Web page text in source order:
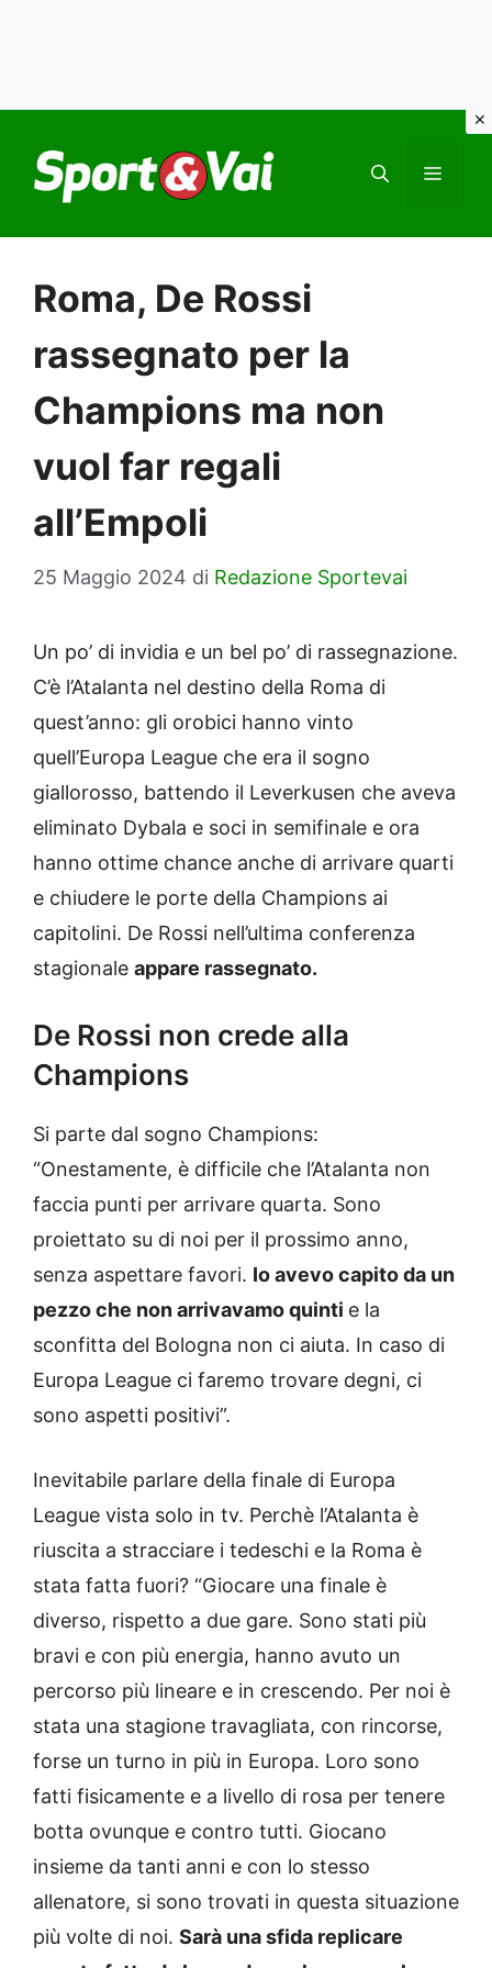
contenuto
Roma, De Rossi
rassegnato per la
Champions ma non
vuol far regali
all’Empoli
25 Maggio 2024 di Redazione Sportevai
Un po’ di invidia e un bel po’ di rassegnazione.
C’è l’Atalanta nel destino della Roma di
quest’anno: gli orobici hanno vinto
quell’Europa League che era il sogno
giallorosso, battendo il Leverkusen che aveva
eliminato Dybala e soci in semifinale e ora
hanno ottime chance anche di arrivare quarti
e chiudere le porte della Champions ai
capitolini. De Rossi nell’ultima conferenza
stagionale appare rassegnato.
De Rossi non crede alla
Champions
Si parte dal sogno Champions:
“Onestamente, è difficile che l’Atalanta non
faccia punti per arrivare quarta. Sono
proiettato su di noi per il prossimo anno,
senza aspettare favori. Io avevo capito da un
pezzo che non arrivavamo quinti e la
sconfitta del Bologna non ci aiuta. In caso di
Europa League ci faremo trovare degni, ci
sono aspetti positivi”.
Inevitabile parlare della finale di Europa
League vista solo in tv. Perchè l’Atalanta è
riuscita a stracciare i tedeschi e la Roma è
stata fatta fuori? “Giocare una finale è
diverso, rispetto a due gare. Sono stati più
bravi e con più energia, hanno avuto un
percorso più lineare e in crescendo. Per noi è
stata una stagione travagliata, con rincorse,
forse un turno in più in Europa. Loro sono
fatti fisicamente e a livello di rosa per tenere
botta ovunque e contro tutti. Giocano
insieme da tanti anni e con lo stesso
allenatore, si sono trovati in questa situazione
più volte di noi. Sarà una sfida replicare